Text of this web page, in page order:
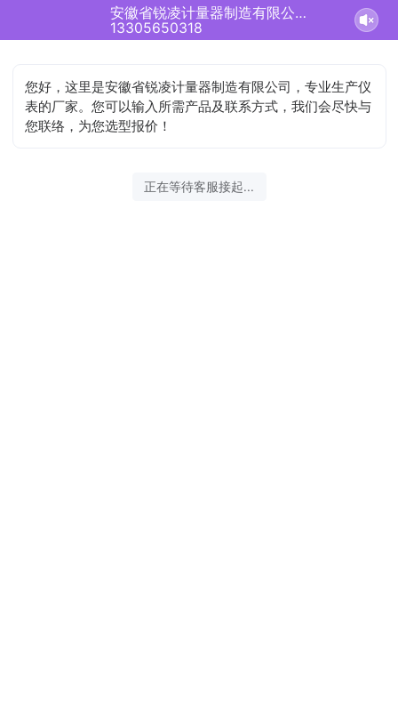
安徽省锐凌计量器制造有限公司正在为您服务
13305650318
您好，这里是安徽省锐凌计量器制造有限公司，专业生产仪
表的厂家。您可以输入所需产品及联系方式，我们会尽快与
您联络，为您选型报价！
正在等待客服接起...